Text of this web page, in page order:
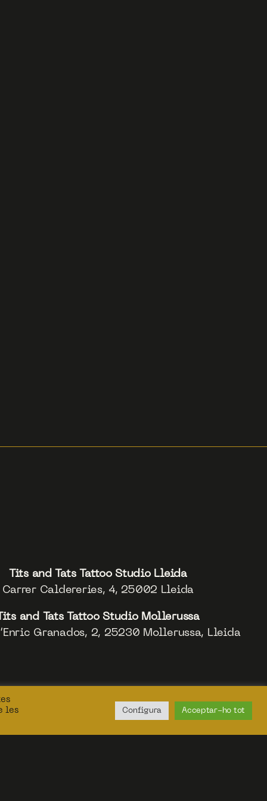
Tits and Tats Tattoo Studio Lleida
Carrer Caldereries, 4, 25002 Lleida
and Tats Tattoo Studio Mollerussa
Granados, 2, 25230 Mollerussa, Lleida
les
Configura Acceptar-ho tot